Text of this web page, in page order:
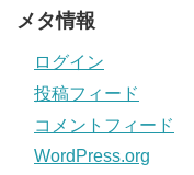
メタ情報
ログイン
投稿フィード
コメントフィード
WordPress.org